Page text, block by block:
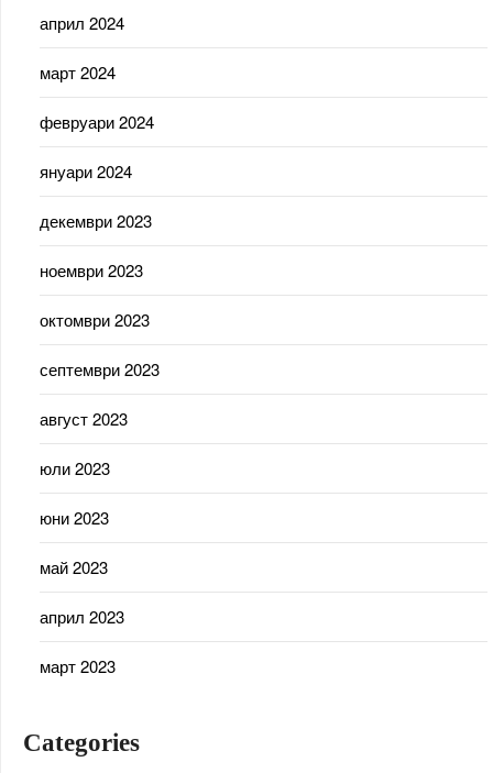
април 2024
март 2024
февруари 2024
януари 2024
декември 2023
ноември 2023
октомври 2023
септември 2023
август 2023
юли 2023
юни 2023
май 2023
април 2023
март 2023
Categories